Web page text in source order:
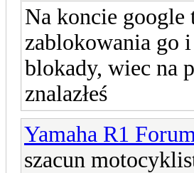
Na koncie
zablokowania go
blokady, wiec na
znalazłeś
Yamaha R1
szacun